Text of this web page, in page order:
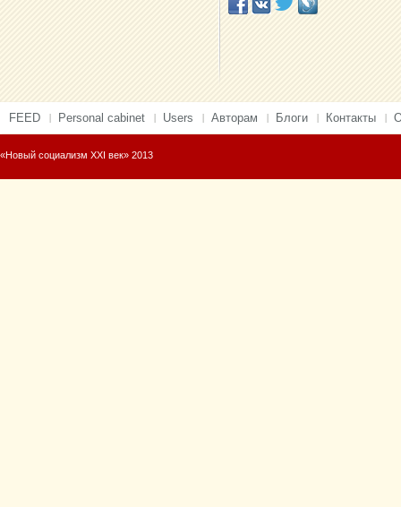
FEED Personal cabinet Users Авторам Блоги Контакты
«Новый социализм XXI век» 2013